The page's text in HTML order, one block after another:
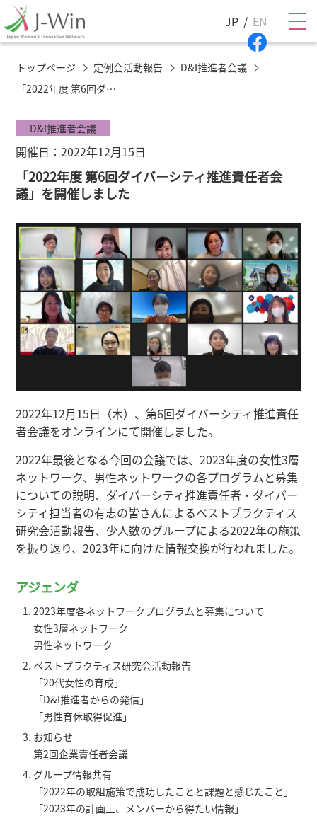
JP EN
トップページ 定例会活動報告
D&I推進者会議
「2022年度 第6回ダイバーシティ推進責任者会議」を開催しました
D&I推進者会議
開催日：2022年12月15日
「2022年度 第6回ダイバーシティ推進責任者会
議」を開催しました
2022年12月15日（木）、第6回ダイバーシティ推進責任
者会議をオンラインにて開催しました。
2022年最後となる今回の会議では、2023年度の女性3層
ネットワーク、男性ネットワークの各プログラムと募集
についての説明、ダイバーシティ推進責任者・ダイバー
シティ担当者の有志の皆さんによるベストプラクティス
研究会活動報告、少人数のグループによる2022年の施策
を振り返り、2023年に向けた情報交換が行われました。
アジェンダ
2023年度各ネットワークプログラムと募集について
女性3層ネットワーク
男性ネットワーク
ベストプラクティス研究会活動報告
「20代女性の育成」
「D&I推進者からの発信」
「男性育休取得促進」
お知らせ
第2回企業責任者会議
グループ情報共有
「2022年の取組施策で成功したことと課題と感じたこと」
「2023年の計画上、メンバーから得たい情報」